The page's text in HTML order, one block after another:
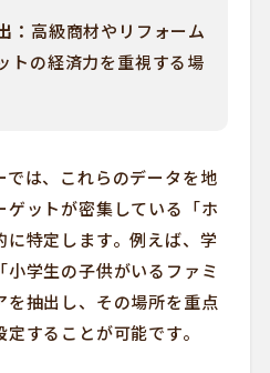
： 高級商材やリフォーム
トの経済力を重視する場
は、これらのデータを地
ゲットが密集している「ホ
に特定します。例えば、学
学生の子供がいるファミ
を抽出し、その場所を重点
することが可能です。